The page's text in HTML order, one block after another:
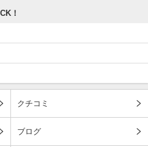
！
クチコミ
ブログ